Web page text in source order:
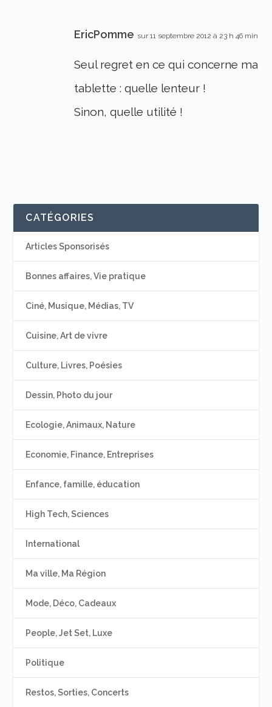
EricPomme sur 11 septembre 2012 à 23 h 46 min
Seul regret en ce qui concerne ma
tablette : quelle lenteur !
Sinon, quelle utilité !
CATÉGORIES
Articles Sponsorisés
Bonnes affaires, Vie pratique
Ciné, Musique, Médias, TV
Cuisine, Art de vivre
Culture, Livres, Poésies
Dessin, Photo du jour
Ecologie, Animaux, Nature
Economie, Finance, Entreprises
Enfance, famille, éducation
High Tech, Sciences
International
Ma ville, Ma Région
Mode, Déco, Cadeaux
People, Jet Set, Luxe
Politique
Restos, Sorties, Concerts